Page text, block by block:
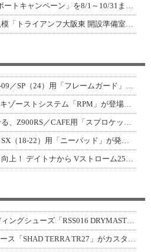
【KTM】「890 SMT 購入サポートキャンペーン」を8/1～10/31まで実
【トライアンフ】関西最大規模「トライアンフ大阪東 開設準備室」がオープン！ 限定
マジカルレーシングから MT-09／SP（24）用「フレームガード」が登場！
RPM から ホンダ GROM用エキゾーストシステム「RPM」が登場！（動画あり
カスタムスプロケットを見せる、Z900RS／CAFE用「スプロケットカバーフルキ
ネクサスから KAWASAKI H2 SX（18-22）用「ニーパッド」が発売！
ゲル素材入りで快適＆足つき向上！ デイトナから Vストローム250SX用「快適ロ
アールエスタイチの新ライディングシューズ「RSS016 DRYMASTER スト
SHAD の新型ハードサイドケース「SHAD TERRA TR27」がカスタムジ